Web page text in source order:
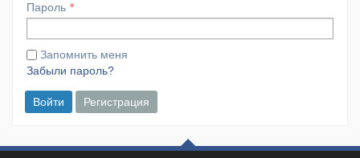
Пароль
Запомнить меня
Забыли пароль?
Войти Регистрация